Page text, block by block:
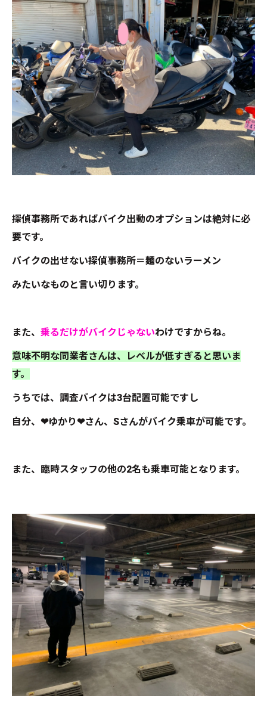
探偵事務所であればバイク出動のオプションは絶対に必
要です。
バイクの出せない探偵事務所＝麺のないラーメン
みたいなものと言い切ります。
また、 乗るだけがバイクじゃないわけですからね。
意味不明な同業者さんは、レベルが低すぎると思いま
す。
うちでは、調査バイクは3台配置可能ですし
自分、❤ゆかり❤さん、Sさんがバイク乗車が可能です。
また、臨時スタッフの他の2名も乗車可能となります。